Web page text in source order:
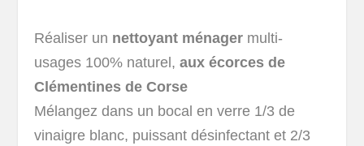
Réaliser un nettoyant ménager multi-
usages 100% naturel,aux écorces de
Clémentines de Corse
Mélangez dans un bocal en verre 1/3 de
vinaigre blanc, puissant désinfectant et 2/3